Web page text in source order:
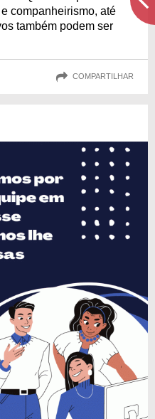
companheirismo, até
também podem ser
COMPARTILHAR